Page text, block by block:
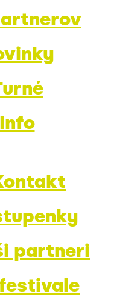
Info
partneri